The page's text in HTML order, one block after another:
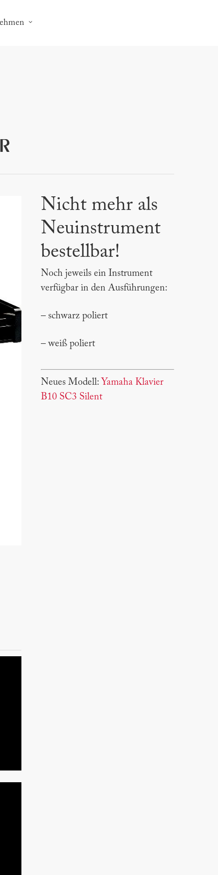
Nicht mehr als
Neuinstrument
bestellbar!
Noch jeweils ein Instrument
verfügbar in den Ausführungen:
– schwarz poliert
– weiß poliert
Neues Modell: Yamaha Klavier
B10 SC3 Silent